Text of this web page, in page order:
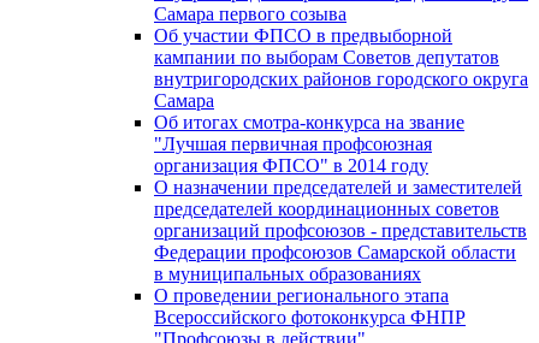
Самара первого созыва
Об участии ФПСО в предвыборной
кампании по выборам Советов депутатов
внутригородских районов городского округа
Самара
Об итогах смотра-конкурса на звание
"Лучшая первичная профсоюзная
организация ФПСО" в 2014 году
О назначении председателей и заместителей
председателей координационных советов
организаций профсоюзов - представительств
Федерации профсоюзов Самарской области
в муниципальных образованиях
О проведении регионального этапа
Всероссийского фотоконкурса ФНПР
"Профсоюзы в действии"